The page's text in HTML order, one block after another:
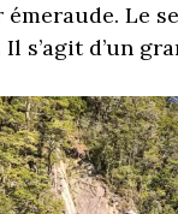
Le
s’agit d’un